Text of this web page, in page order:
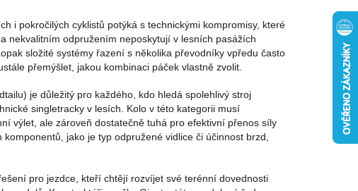
i pokročilých cyklistů potýká s technickými kompromisy, které
nekvalitním odpružením neposkytují v lesních pasážích
složité systémy řazení s několika převodníky vpředu často
přemýšlet, jakou kombinaci páček vlastně zvolit.
je důležitý pro každého, kdo hledá spolehlivý stroj
singletracky v lesích. Kolo v této kategorii musí
výlet, ale zároveň dostatečně tuhá pro efektivní přenos síly
jako je typ odpružené vidlice či účinnost brzd,
pro jezdce, kteří chtějí rozvíjet své terénní dovednosti